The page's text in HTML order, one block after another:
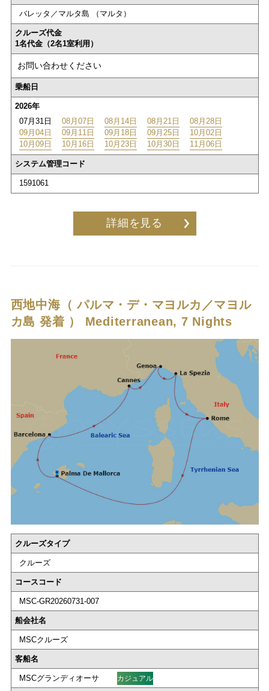
バレッタ／マルタ島 （マルタ）
クルーズ代金
1名代金（2名1室利用）
お問い合わせください
乗船日
2026年
07月31日
08月07日 08月14日 08月21日
08月28日
09月04日
09月11日 09月18日 09月25日
10月02日
10月09日
10月16日 10月23日 10月30日 11月06日
システム管理コード
1591061
詳細を見る
西地中海（ パルマ・デ・マヨルカ／マヨル
カ島 発着 ） Mediterranean, 7 Nights
クルーズタイプ
クルーズ
コースコード
MSC-GR20260731-007
船会社名
MSCクルーズ
客船名
MSCグランディオーサ カジュアル